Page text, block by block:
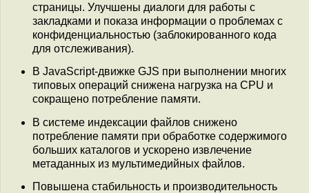
страницы. Улучшены диалоги для работы с
закладками и показа информации о проблемах с
конфиденциальностью (заблокированного кода
для отслеживания).
В JavaScript-движке GJS при выполнении многих
типовых операций снижена нагрузка на CPU и
сокращено потребление памяти.
В системе индексации файлов снижено
потребление памяти при обработке содержимого
больших каталогов и ускорено извлечение
метаданных из мультимедийных файлов.
Повышена стабильность и производительность